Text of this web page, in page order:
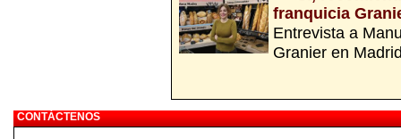
franquicia
Entrevista a
Granier en
CONTÁCTENOS